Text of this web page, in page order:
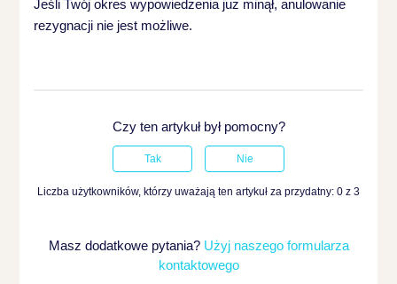
Jeśli Twój okres wypowiedzenia już minął, anulowanie
rezygnacji nie jest możliwe.
Czy ten artykuł był pomocny?
Liczba użytkowników, którzy uważają ten artykuł za przydatny: 0 z 3
Masz dodatkowe pytania? Użyj naszego formularza
kontaktowego